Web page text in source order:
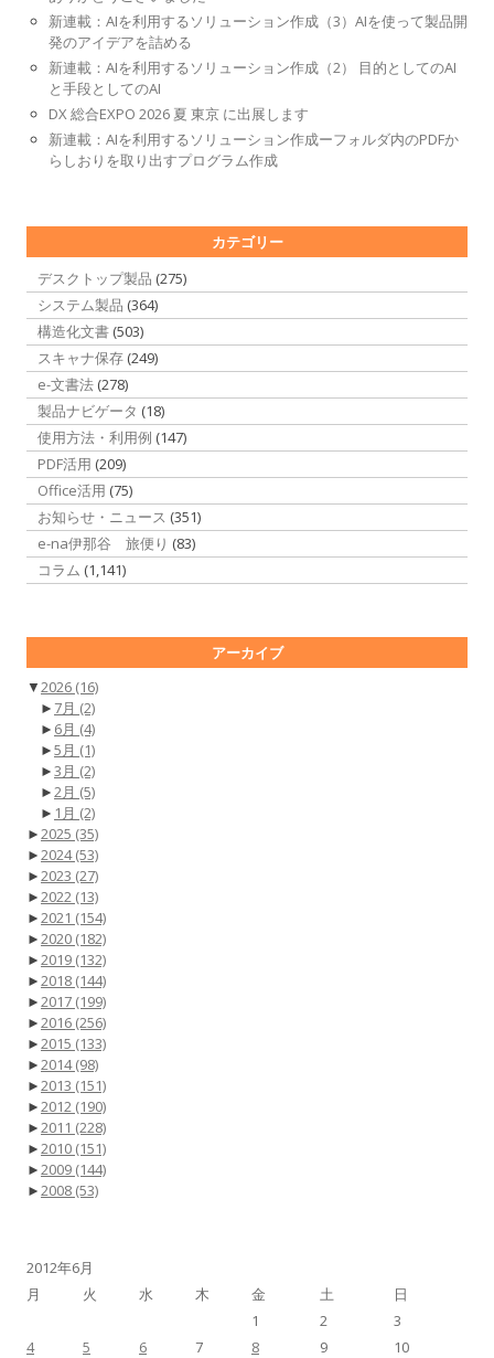
新連載：AIを利用するソリューション作成（3）AIを使って製品開
発のアイデアを詰める
新連載：AIを利用するソリューション作成（2） 目的としてのAI
と手段としてのAI
DX 総合EXPO 2026 夏 東京 に出展します
新連載：AIを利用するソリューション作成ーフォルダ内のPDFか
らしおりを取り出すプログラム作成
カテゴリー
デスクトップ製品 (275)
システム製品 (364)
構造化文書 (503)
スキャナ保存 (249)
e-文書法 (278)
製品ナビゲータ (18)
使用方法・利用例 (147)
PDF活用 (209)
Office活用 (75)
お知らせ・ニュース (351)
e-na伊那谷 旅便り (83)
コラム (1,141)
アーカイブ
▼2026 (16)
► 7月 (2)
► 6月 (4)
►5月 (1)
►3月 (2)
►2月 (5)
► 1月 (2)
►2025 (35)
►2024(53)
►2023 (27)
►2022 (13)
►2021 (154)
►2020 (182)
►2019 (132)
►2018 (144)
►2017 (199)
►2016 (256)
►2015 (133)
►2014(98)
►2013 (151)
►2012 (190)
►2011 (228)
►2010 (151)
►2009 (144)
►2008 (53)
2012年6月
月
火 水 木 金 土
日
1
2
3
4
5 6 7 8 9 10